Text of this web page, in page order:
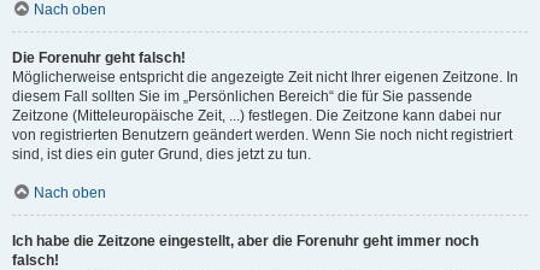
Nach oben
Die Forenuhr geht falsch!
Möglicherweise entspricht die angezeigte Zeit nicht Ihrer eigenen Zeitzone. In
diesem Fall sollten Sie im „Persönlichen Bereich“ die für Sie passende
Zeitzone (Mitteleuropäische Zeit, ...) festlegen. Die Zeitzone kann dabei nur
von registrierten Benutzern geändert werden. Wenn Sie noch nicht registriert
sind, ist dies ein guter Grund, dies jetzt zu tun.
Nach oben
Ich habe die Zeitzone eingestellt, aber die Forenuhr geht immer noch
falsch!